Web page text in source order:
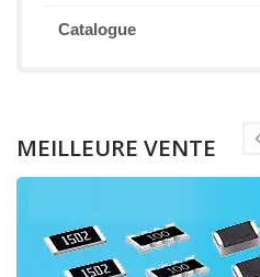
Catalogue
MEILLEURE VENTE